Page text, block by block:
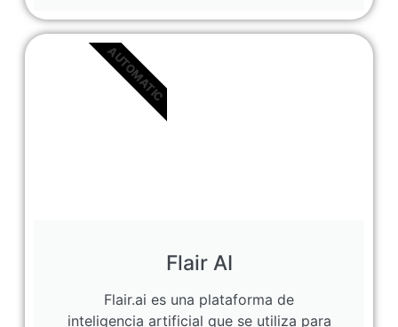
Flair AI
Flair.ai es una plataforma de
inteligencia artificial que se utiliza para
AUTOMATIC